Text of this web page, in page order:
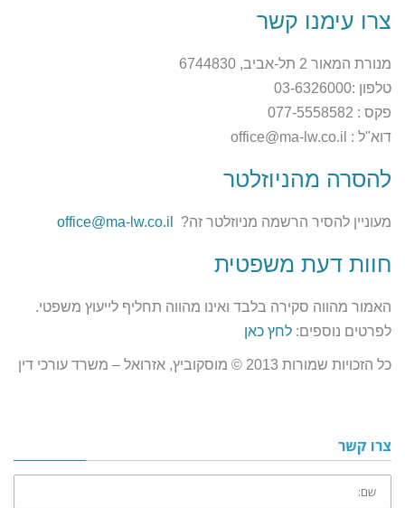
צרו עימנו קשר
מנורת המאור 2 תל-אביב, 6744830
טלפון :03-6326000
פקס : 077-5558582
דוא"ל : office@ma-lw.co.il
להסרה מהניוזלטר
מעוניין להסיר הרשמה מניוזלטר זה? office@ma-lw.co.il
חוות דעת משפטית
האמור מהווה סקירה בלבד ואינו מהווה תחליף לייעוץ משפטי.
לפרטים נוספים: לחץ כאן
כל הזכויות שמורות 2013 © מוסקוביץ, אזרואל – משרד עורכי דין
צרו קשר
שם: